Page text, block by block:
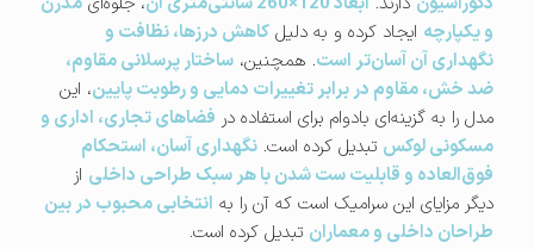
و یکپارچه ایجاد کرده و به دلیل کاهش درزها، نظافت و
نگهداری آن آسان‌تر است. همچنین، ساختار پرسلانی مقاوم،
ضد خش، مقاوم در برابر تغییرات دمایی و رطوبت پایین، این
مدل را به گزینه‌ای بادوام برای استفاده در فضاهای تجاری، اداری و
مسکونی لوکس تبدیل کرده است. نگهداری آسان، استحکام
فوق‌العاده و قابلیت ست شدن با هر سبک طراحی داخلی از
دیگر مزایای این سرامیک است که آن را به انتخابی محبوب در بین
طراحان داخلی و معماران تبدیل کرده است.